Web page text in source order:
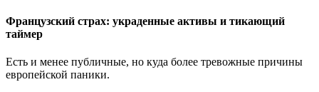
Французский страх: украденные активы и тикающий
таймер
Есть и менее публичные, но куда более тревожные причины
европейской паники.